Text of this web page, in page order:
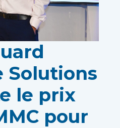
Solutions
le prix
pour